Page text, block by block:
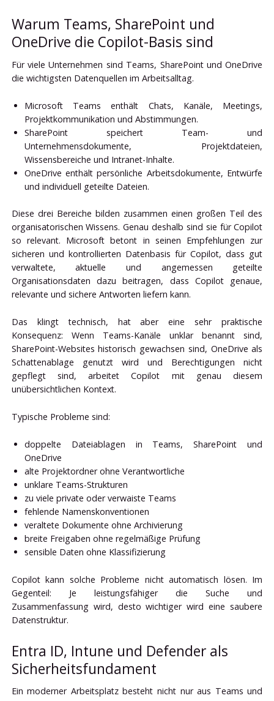
Warum Teams, SharePoint und
OneDrive die Copilot-Basis sind
Für viele Unternehmen sind Teams, SharePoint und OneDrive
die wichtigsten Datenquellen im Arbeitsalltag.
Microsoft Teams enthält Chats, Kanäle, Meetings,
Projektkommunikation und Abstimmungen.
SharePoint speichert Team- und
Unternehmensdokumente, Projektdateien,
Wissensbereiche und Intranet-Inhalte.
OneDrive enthält persönliche Arbeitsdokumente, Entwürfe
und individuell geteilte Dateien.
Diese drei Bereiche bilden zusammen einen großen Teil des
organisatorischen Wissens. Genau deshalb sind sie für Copilot
so relevant. Microsoft betont in seinen Empfehlungen zur
sicheren und kontrollierten Datenbasis für Copilot, dass gut
verwaltete, aktuelle und angemessen geteilte
Organisationsdaten dazu beitragen, dass Copilot genaue,
relevante und sichere Antworten liefern kann.
Das klingt technisch, hat aber eine sehr praktische
Konsequenz: Wenn Teams-Kanäle unklar benannt sind,
SharePoint-Websites historisch gewachsen sind, OneDrive als
Schattenablage genutzt wird und Berechtigungen nicht
gepflegt sind, arbeitet Copilot mit genau diesem
unübersichtlichen Kontext.
Typische Probleme sind:
doppelte Dateiablagen in Teams, SharePoint und
OneDrive
alte Projektordner ohne Verantwortliche
unklare Teams-Strukturen
zu viele private oder verwaiste Teams
fehlende Namenskonventionen
veraltete Dokumente ohne Archivierung
breite Freigaben ohne regelmäßige Prüfung
sensible Daten ohne Klassifizierung
Copilot kann solche Probleme nicht automatisch lösen. Im
Gegenteil: Je leistungsfähiger die Suche und
Zusammenfassung wird, desto wichtiger wird eine saubere
Datenstruktur.
Entra ID, Intune und Defender als
Sicherheitsfundament
Ein moderner Arbeitsplatz besteht nicht nur aus Teams und